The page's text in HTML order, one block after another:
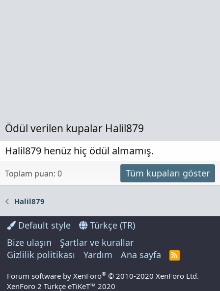
Ödül verilen kupalar Halil879
Halil879 henüz hiç ödül almamış.
Toplam puan: 0 Tüm kupaları göster
Halil879
Default style
Türkçe (TR)
Bize ulaşın
Şartlar ve kurallar
Gizlilik politikası
Yardım Ana sayfa
R
S
Forum software by XenForo® © 2010-2020 XenForo Ltd.
XenForo 2 Türkçe eTiKeT™ 2020